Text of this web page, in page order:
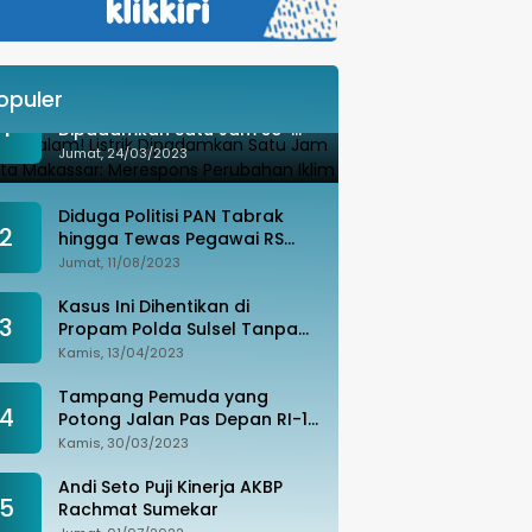
1
Besok Malam! Listrik
Dipadamkan Satu Jam se-
Kota Makassar: Merespons
Perubahan Iklim
Jumat, 24/03/2023
2
Diduga Politisi PAN Tabrak
hingga Tewas Pegawai RS
Wahidin, Istri Korban: Kami
Jumat, 11/08/2023
3
Kasus Ini Dihentikan di
Propam Polda Sulsel Tanpa
Kejelasan, Ada Apa?
Kamis, 13/04/2023
Tampang Pemuda yang
Potong Jalan Pas Depan RI-1
di Makassar Ditangkap,
Kamis, 30/03/2023
Andi Seto Puji Kinerja AKBP
Rachmat Sumekar